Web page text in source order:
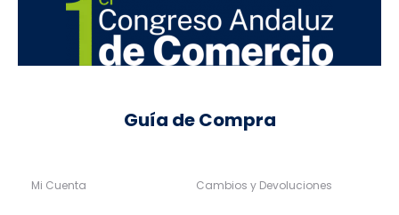
Guía de Compra
Mi Cuenta Cambios y Devoluciones